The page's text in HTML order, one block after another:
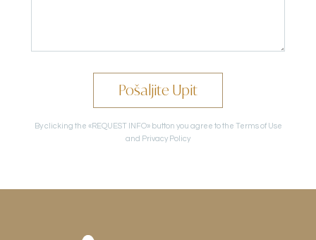
Pošaljite Upit
By clicking the «REQUEST INFO» button you agree to the Terms of Use
and Privacy Policy